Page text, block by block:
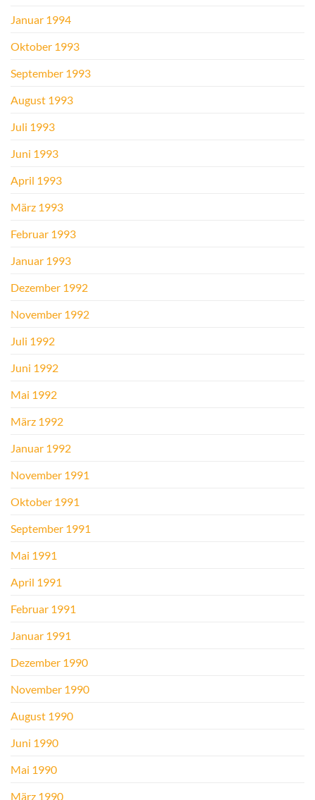
Januar 1994
Oktober 1993
September 1993
August 1993
Juli 1993
Juni 1993
April 1993
März 1993
Februar 1993
Januar 1993
Dezember 1992
November 1992
Juli 1992
Juni 1992
Mai 1992
März 1992
Januar 1992
November 1991
Oktober 1991
September 1991
Mai 1991
April 1991
Februar 1991
Januar 1991
Dezember 1990
November 1990
August 1990
Juni 1990
Mai 1990
März 1990